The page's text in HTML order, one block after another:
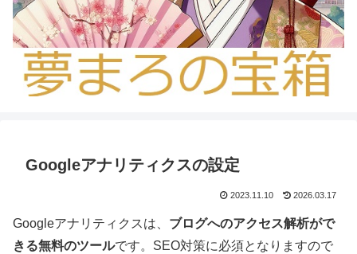
Googleアナリティクスの設定
2023.11.10 2026.03.17
Googleアナリティクスは、 ブログへのアクセス解析がで
きる無料のツールです。SEO対策に必須となりますので